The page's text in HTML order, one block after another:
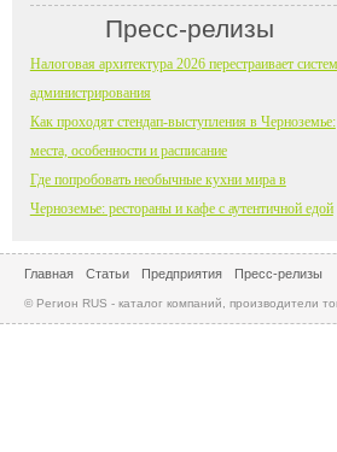
Пресс-релизы
Налоговая архитектура 2026 перестраивает
администрирования
Как проходят стендап-выступления в Черноземье:
места, особенности и расписание
Где попробовать необычные кухни мира в
Черноземье: рестораны и кафе с аутентичной едой
Главная Статьи Предприятия Пресс-релизы
© Регион RUS - каталог компаний, производители